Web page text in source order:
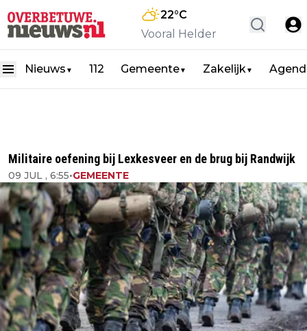
22°C
Vooral Helder
Nieuws ▼ 112 Gemeente▼ Zakelijk▼
Militaire oefening bij Lexkesveer en de brug bij Randwijk
09 JUL , 6:55•GEMEENTE